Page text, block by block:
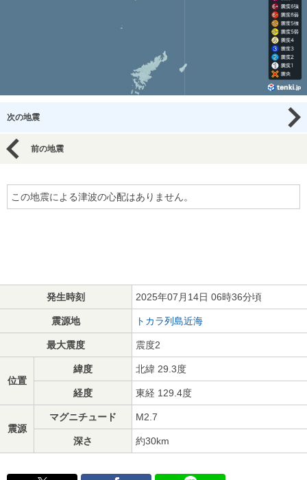
次の地震
前の地震
この地震による津波の心配はありません。
発生時刻 2025年07月14日 06時36分頃
震源地 トカラ列島近海
最大震度 震度2
位置
緯度 北緯 29.3度
経度 東経 129.4度
震源
マグニチュード M2.7
深さ 約30km